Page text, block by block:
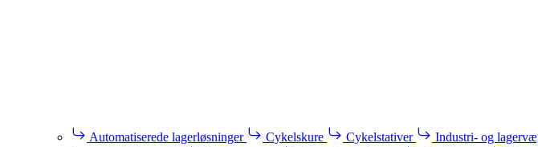
Automatiserede lagerløsninger Cykelskure Cykelstativer Industri- og